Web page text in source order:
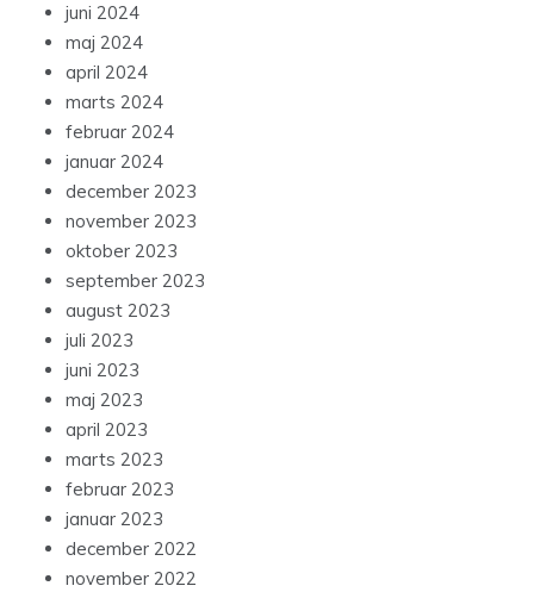
juni 2024
maj 2024
april 2024
marts 2024
februar 2024
januar 2024
december 2023
november 2023
oktober 2023
september 2023
august 2023
juli 2023
juni 2023
maj 2023
april 2023
marts 2023
februar 2023
januar 2023
december 2022
november 2022